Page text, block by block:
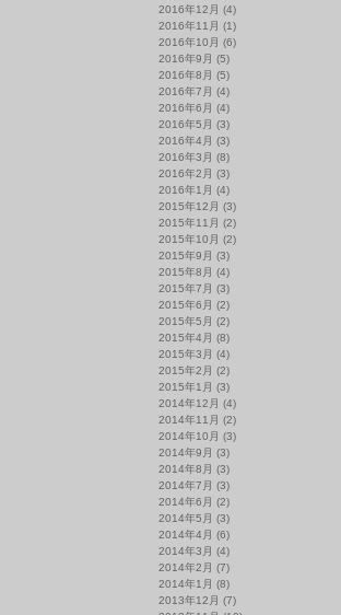
2016年12月 (4)
2016年11月 (1)
2016年10月 (6)
2016年9月 (5)
2016年8月 (5)
2016年7月 (4)
2016年6月 (4)
2016年5月 (3)
2016年4月 (3)
2016年3月 (8)
2016年2月 (3)
2016年1月 (4)
2015年12月 (3)
2015年11月 (2)
2015年10月 (2)
2015年9月 (3)
2015年8月 (4)
2015年7月 (3)
2015年6月 (2)
2015年5月 (2)
2015年4月 (8)
2015年3月 (4)
2015年2月 (2)
2015年1月 (3)
2014年12月 (4)
2014年11月 (2)
2014年10月 (3)
2014年9月 (3)
2014年8月 (3)
2014年7月 (3)
2014年6月 (2)
2014年5月 (3)
2014年4月 (6)
2014年3月 (4)
2014年2月 (7)
2014年1月 (8)
2013年12月 (7)